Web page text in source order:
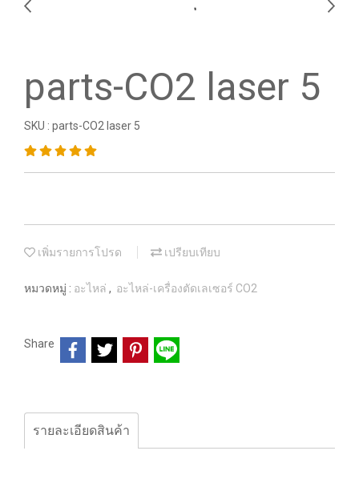
parts-CO2 laser 5
SKU : parts-CO2 laser 5
เพิ่มรายการโปรด เปรียบเทียบ
หมวดหมู่ : อะไหล่ , อะไหล่-เครื่องตัดเลเซอร์ CO2
Share
รายละเอียดสินค้า